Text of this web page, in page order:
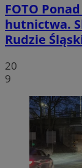
FOTO
hutnictwa.
Rudzie
20
9